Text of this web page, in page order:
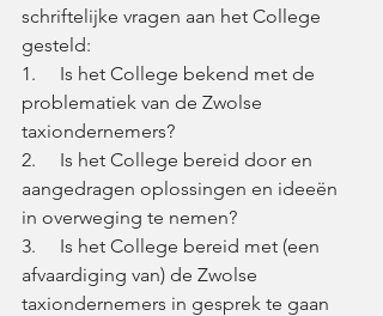
schriftelijke vragen aan het College
gesteld:
1.     Is het College bekend met de
problematiek van de Zwolse
taxiondernemers?
2.     Is het College bereid door en
aangedragen oplossingen en ideeën
in overweging te nemen?
3.     Is het College bereid met (een
afvaardiging van) de Zwolse
taxiondernemers in gesprek te gaan